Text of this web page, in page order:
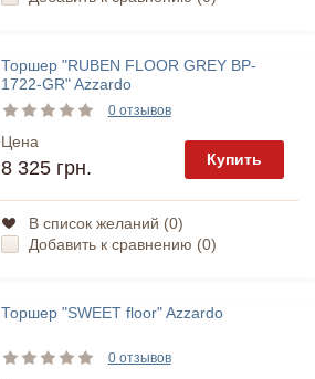
Торшер "RUBEN FLOOR GREY BP-
1722-GR" Azzardo
0 отзывов
Цена
8 325 грн. Купить
В список желаний (0)
Добавить к сравнению (0)
Торшер "SWEET floor" Azzardo
0 отзывов